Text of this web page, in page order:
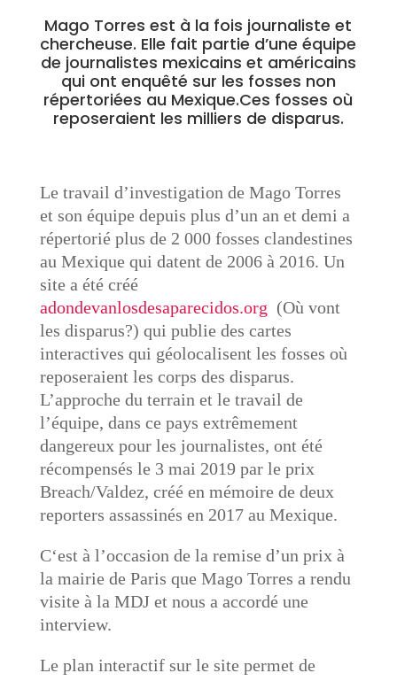
Mago Torres est à la fois journaliste et
chercheuse. Elle fait partie d’une équipe
de journalistes mexicains et américains
qui ont enquêté sur les fosses non
répertoriées au Mexique.Ces fosses où
reposeraient les milliers de disparus.
Le travail d’investigation de Mago Torres
et son équipe depuis plus d’un an et demi a
répertorié plus de 2 000 fosses clandestines
au Mexique qui datent de 2006 à 2016. Un
site a été créé
adondevanlosdesaparecidos.org (Où vont
les disparus?) qui publie des cartes
interactives qui géolocalisent les fosses où
reposeraient les corps des disparus.
L’approche du terrain et le travail de
l’équipe, dans ce pays extrêmement
dangereux pour les journalistes, ont été
récompensés le 3 mai 2019 par le prix
Breach/Valdez, créé en mémoire de deux
reporters assassinés en 2017 au Mexique.
C‘est à l’occasion de la remise d’un prix à
la mairie de Paris que Mago Torres a rendu
visite à la MDJ et nous a accordé une
interview.
Le plan interactif sur le site permet de